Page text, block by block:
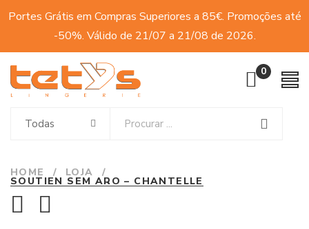
Portes Grátis em Compras Superiores a 85€. Promoções até
-50%. Válido de 21/07 a 21/08 de 2026.
0
Todas
HOME / LOJA /
SOUTIEN SEM ARO – CHANTELLE